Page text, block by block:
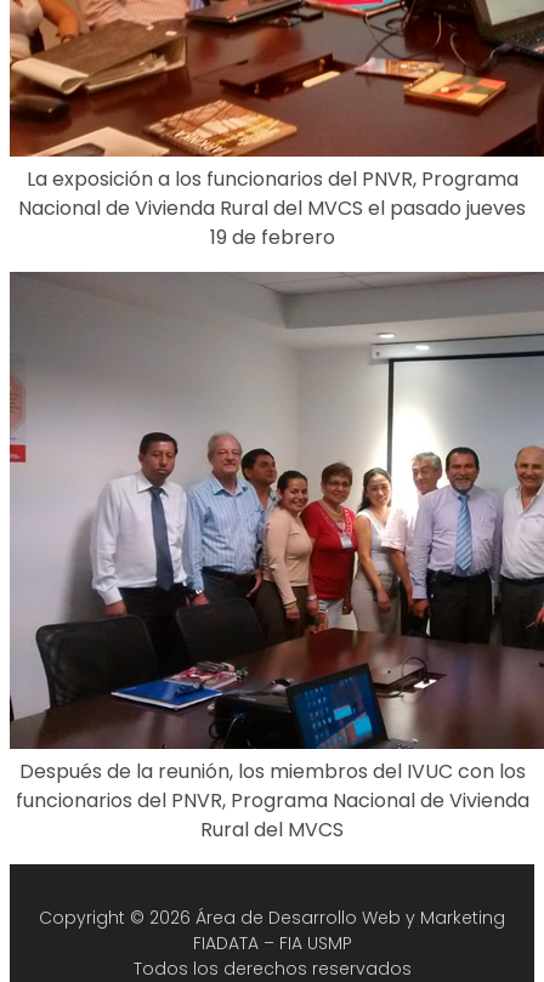
La exposición a los funcionarios del PNVR, Programa
Nacional de Vivienda Rural del MVCS el pasado jueves
19 de febrero
Después de la reunión, los miembros del IVUC con los
funcionarios del PNVR, Programa Nacional de Vivienda
Rural del MVCS
Copyright © 2026 Área de Desarrollo Web y Marketing
FIADATA – FIA USMP
Todos los derechos reservados